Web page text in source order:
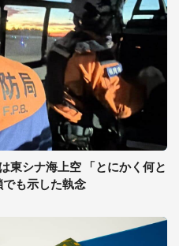
東シナ海上空 「とにかく何と
も示した執念